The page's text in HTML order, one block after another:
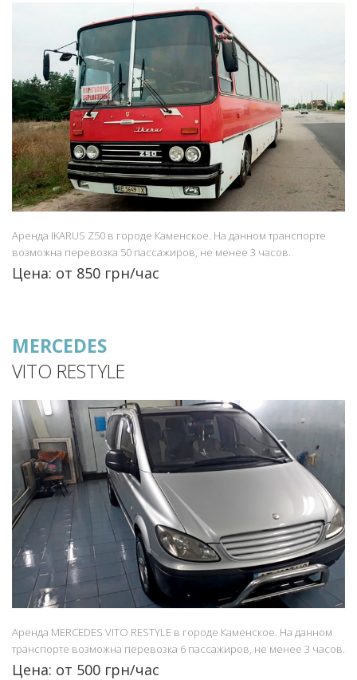
Аренда IKARUS Z50 в городе Каменское. На данном транспорте
возможна перевозка 50 пассажиров, не менее 3 часов.
Цена: от 850 грн/час
MERCEDES
VITO RESTYLE
Аренда MERCEDES VITO RESTYLE в городе Каменское. На данном
транспорте возможна перевозка 6 пассажиров, не менее 3 часов.
Цена: от 500 грн/час